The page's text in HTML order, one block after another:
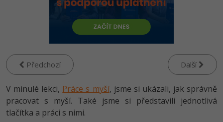
HTML5, CSS3, Bootstrap, SEO
SQL a databáze
Testování a verzování
UML a návrhové vzory
React
JavaScript
Python
HTML / CSS
UML a návrhové vzory
Vývojář mobilních aplikací
Specialista na AI a bigdata
C# Game developer
Webdesigner
Tester
Python -80%
JavaScript -80%
PHP
-80%
Swift -80%
Digitální gramotnost
Marketing -30%
WordPress
-30%
UX
Předchozí Další
V minulé lekci, Práce s myší, jsme si ukázali, jak správně
pracovat s myší. Také jsme si představili jednotlivá
tlačítka a práci s nimi.